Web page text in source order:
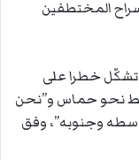
سراح المختطفين
تشكّل خطرا على
نحو حماس و”نحن
وجنوبه”، وفق